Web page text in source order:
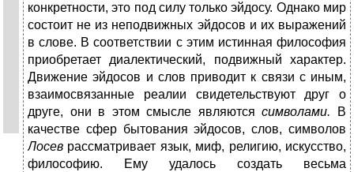
конкретности, это под силу только эйдосу. Однако мир
состоит не из неподвиж­ных эйдосов и их выражений
в слове. В соответствии с этим истинная философия
приобретает диалектиче­ский, подвижный характер.
Движение эйдосов и слов приводит к связи с иным,
взаимосвязанные реалии сви­детельствуют друг о
друге, они в этом смысле являют­сясимволами.
В
качестве сфер бытования эйдосов, слов, символов
Лосев рассматривает язык, миф, рели­гию, искусство,
философию. Ему удалось создать весь­ма